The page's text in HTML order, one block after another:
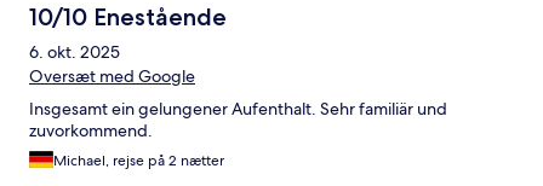
10/10 Enestående
6. okt. 2025
Oversæt med Google
Insgesamt ein gelungener Aufenthalt. Sehr familiär und
zuvorkommend.
Michael, rejse på 2 nætter